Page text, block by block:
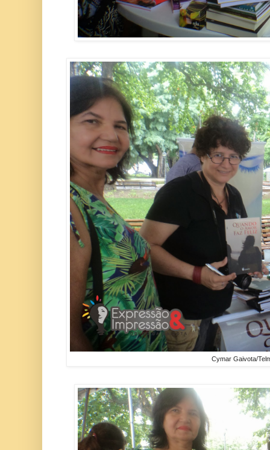
Cymar Gaivota/